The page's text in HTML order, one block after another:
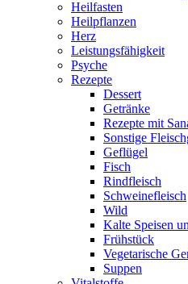
Heilfasten
Heilpflanzen
Herz
Leistungsfähigkeit
Psyche
Rezepte
Dessert
Getränke
Rezepte mit
Sonstige
Geflügel
Fisch
Rindfleisch
Schweinefleisch
Wild
Kalte Speisen
Frühstück
Vegetarische
Suppen